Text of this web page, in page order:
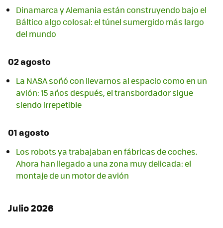
Dinamarca y Alemania están construyendo bajo el
Báltico algo colosal: el túnel sumergido más largo
del mundo
02 agosto
La NASA soñó con llevarnos al espacio como en un
avión: 15 años después, el transbordador sigue
siendo irrepetible
01 agosto
Los robots ya trabajaban en fábricas de coches.
Ahora han llegado a una zona muy delicada: el
montaje de un motor de avión
Julio 2026